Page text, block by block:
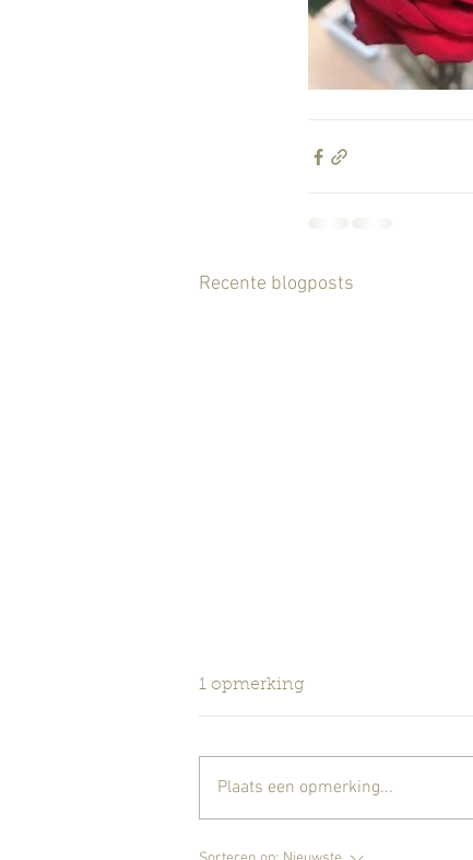
Recente blogposts
1 opmerking
Plaats een opmerking...